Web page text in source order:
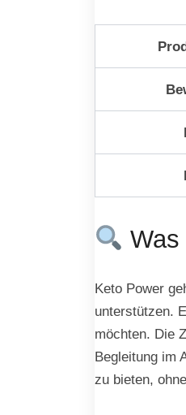
Keto Power
unterstützen.
möchten. Die
Begleitung im
zu bieten,